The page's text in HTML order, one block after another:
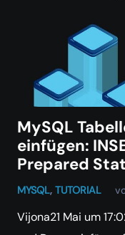
MySQL
einfügen:
Prepared
MYSQL, TUTORIAL
Vijona21 Mai um